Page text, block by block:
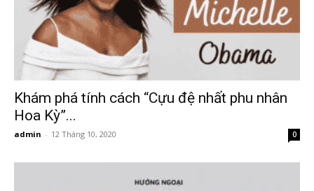
Khám phá tính cách “Cựu đệ nhất phu nhân
Hoa Kỳ”...
admin - 12 Tháng 10, 2020 0